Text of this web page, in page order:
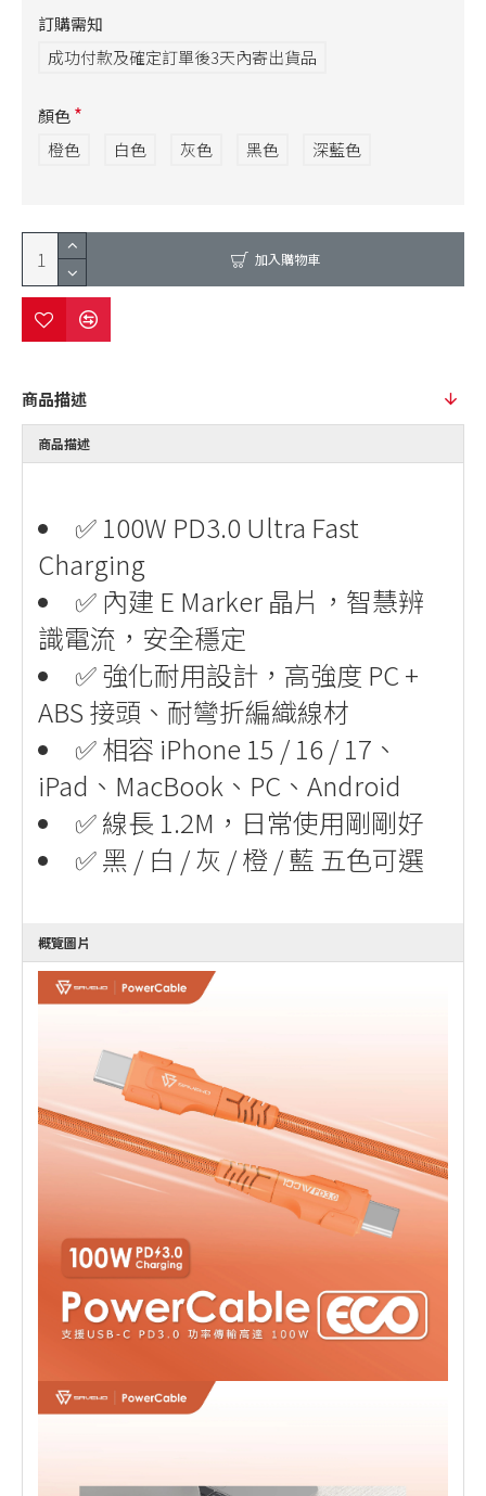
訂購需知
成功付款及確定訂單後3天內寄出貨品
顏色
橙色
白色 灰色 黑色 深藍色
加入購物車
商品描述
商品描述
✅ 100W PD3.0 Ultra Fast
Charging
✅ 內建 E Marker 晶片，智慧辨
識電流，安全穩定
✅ 強化耐用設計，高強度 PC +
ABS 接頭、耐彎折編織線材
✅ 相容 iPhone 15 / 16 / 17、
iPad、MacBook、PC、Android
✅ 線長 1.2M，日常使用剛剛好
✅ 黑 / 白 / 灰 / 橙 / 藍 五色可選
概覽圖片